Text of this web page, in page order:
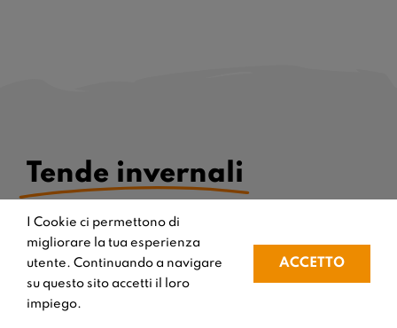
Tende invernali
Mettiamo al servizio dei nostri clienti la
costante ricerca di nuovi prodotti e materiali
per consentire di vivere gli ambienti esterni
anche nei mesi più freddi al riparo dalle
I Cookie ci permettono di
migliorare la tua esperienza
utente. Continuando a navigare
su questo sito accetti il loro
impiego.
ACCETTO